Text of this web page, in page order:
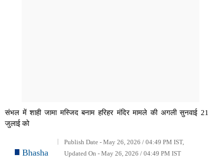
संभल में शाही जामा मस्जिद बनाम हरिहर मंदिर मामले की अगली सुनवाई 21
जुलाई को
Bhasha
Publish Date - May 26, 2026 / 04:49 PM IST,
Updated On - May 26, 2026 / 04:49 PM IST